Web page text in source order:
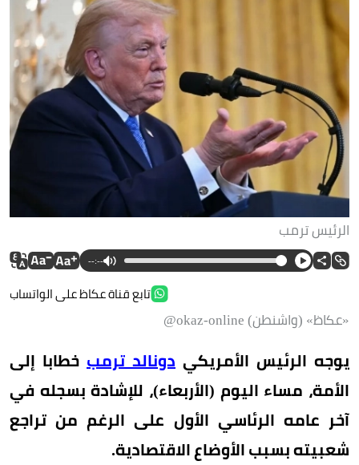
الرئيس ترمب
--:--
تابع قناة عكاظ على الواتساب
«عكاظ» (واشنطن) okaz-online@
يوجه الرئيس الأمريكي دونالد ترمب خطابا إلى
الأمة، مساء اليوم (الأربعاء)، للإشادة بسجله في
آخر عامه الرئاسي الأول على الرغم من تراجع
شعبيته بسبب الأوضاع الاقتصادية.